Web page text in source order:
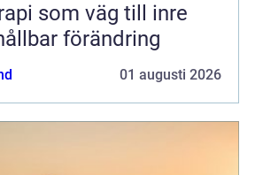
som väg till inre
förändring
01 augusti 2026